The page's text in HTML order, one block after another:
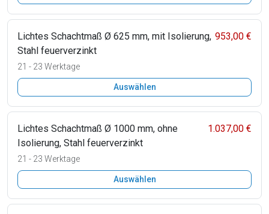
Lichtes Schachtmaß Ø 625 mm, mit Isolierung,
Stahl feuerverzinkt
953,00 €
21 - 23 Werktage
Auswählen
Lichtes Schachtmaß Ø 1000 mm, ohne
Isolierung, Stahl feuerverzinkt
1.037,00 €
21 - 23 Werktage
Auswählen